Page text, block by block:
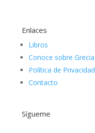
Enlaces
Libros
Conoce sobre Grecia
Política de Privacidad
Contacto
Sígueme